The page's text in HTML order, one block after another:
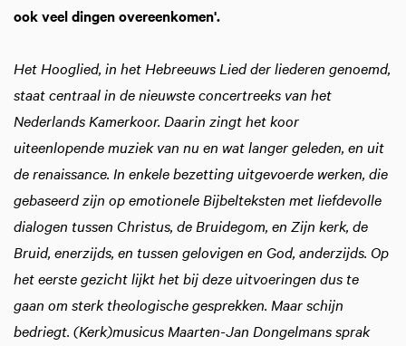
ook veel dingen overeenkomen'.
Het Hooglied, in het Hebreeuws Lied der liederen genoemd,
staat centraal in de nieuwste concertreeks van het
Nederlands Kamerkoor. Daarin zingt het koor
uiteenlopende muziek van nu en wat langer geleden, en uit
de renaissance. In enkele bezetting uitgevoerde werken, die
gebaseerd zijn op emotionele Bijbelteksten met liefdevolle
dialogen tussen Christus, de Bruidegom, en Zijn kerk, de
Bruid, enerzijds, en tussen gelovigen en God, anderzijds. Op
het eerste gezicht lijkt het bij deze uitvoeringen dus te
gaan om sterk theologische gesprekken. Maar schijn
bedriegt. (Kerk)musicus Maarten-Jan Dongelmans sprak